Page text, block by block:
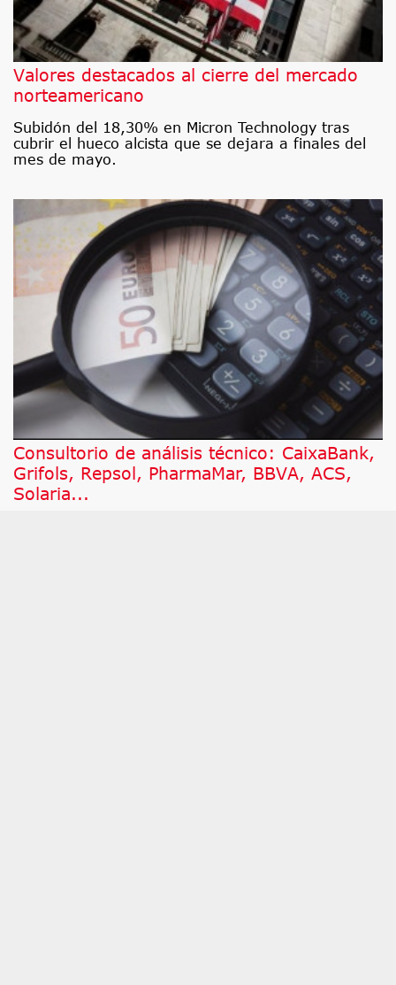
Valores destacados al cierre del mercado
norteamericano
Subidón del 18,30% en Micron Technology tras
cubrir el hueco alcista que se dejara a finales del
mes de mayo.
Consultorio de análisis técnico: CaixaBank,
Grifols, Repsol, PharmaMar, BBVA, ACS,
Solaria...